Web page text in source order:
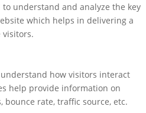
to understand and analyze the key
which helps in delivering a
visitors.
how visitors interact
help provide information on
rate, traffic source, etc.